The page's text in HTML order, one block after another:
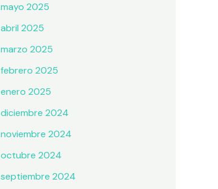
mayo 2025
abril 2025
marzo 2025
febrero 2025
enero 2025
diciembre 2024
noviembre 2024
octubre 2024
septiembre 2024